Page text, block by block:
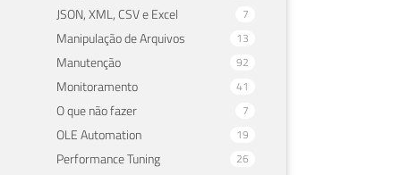
JSON, XML, CSV e Excel 7
Manipulação de Arquivos 13
Manutenção 92
Monitoramento 41
O que não fazer 7
OLE Automation 19
Performance Tuning 26